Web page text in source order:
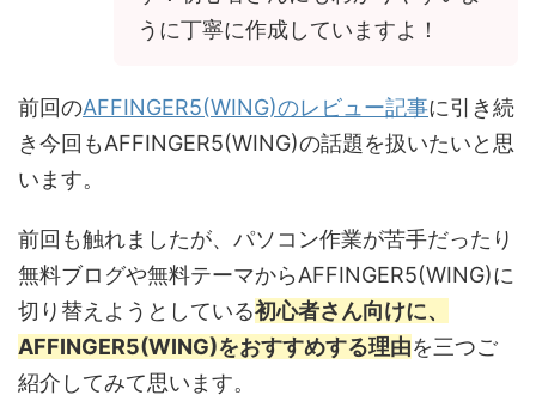
うに丁寧に作成していますよ！
前回のAFFINGER5(WING)のレビュー記事に引き続
き今回もAFFINGER5(WING)の話題を扱いたいと思
います。
前回も触れましたが、パソコン作業が苦手だったり
無料ブログや無料テーマからAFFINGER5(WING)に
切り替えようとしている初心者さん向けに、
AFFINGER5(WING)をおすすめする理由を三つご
紹介してみて思います。